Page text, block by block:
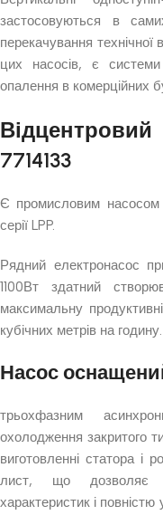
застосовуються в
перекачування
цих насосів, є системи
опалення в комерційних
7714133
Є промисловим насосом
серії LPP.
Рядний електронасос
1100Вт здатний
максимальну
кубічних метрів на годину.
Насос
трьохфазним
охолодження закритого
виготовленні статора і
лист, що дозволяє
характеристик і